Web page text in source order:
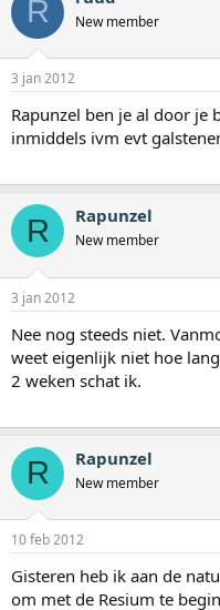
R New member
3 jan 2012
Rapunzel ben je al door je
inmiddels ivm evt
R Rapunzel
New member
3 jan 2012
Nee nog steeds niet.
weet eigenlijk niet hoe
2 weken schat ik.
R Rapunzel
New member
10 feb 2012
Gisteren heb ik aan de
om met de Resium te